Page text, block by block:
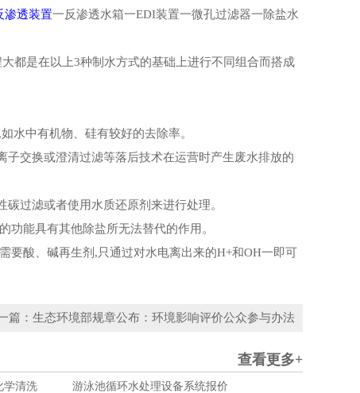
渗透装置一反渗透水箱一EDI装置一微孔过滤器一除盐水
是在以上3种制水方式的基础上进行不同组合而搭成
中有机物、硅有较好的去除率。
交换或澄清过滤等落后技术在运营时产生废水排放的
过滤或者使用水质还原剂来进行处理。
能具有其他除盐所无法替代的作用。
酸、碱再生剂,只通过对水电离出来的H+和OH一即可
篇：生态环境部规章公布：环境影响评价公众参与办法
查看更多+
学清洗 游泳池循环水处理设备系统报价